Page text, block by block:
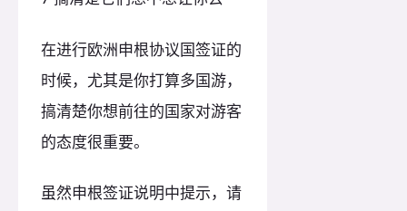
在进行欧洲申根协议国签证的
时候，尤其是你打算多国游，
搞清楚你想前往的国家对游客
的态度很重要。
虽然申根签证说明中提示，请